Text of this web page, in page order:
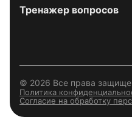
Тренажер вопросов
© 2026 Все права
Политика
Согласие на обработку